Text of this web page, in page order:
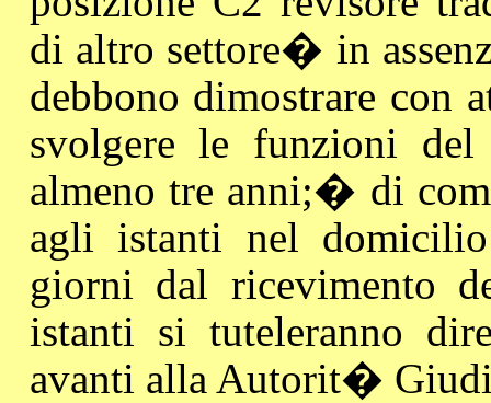
di altro settore� in
debbono dimostrare con
svolgere le funzioni
almeno tre anni;� di
agli istanti nel
giorni dal ricevimento
istanti si tuteleranno
avanti alla Autorit�